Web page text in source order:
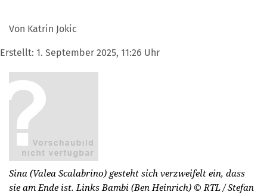
Von Katrin Jokic
Erstellt: 1. September 2025, 11:26 Uhr
Sina (Valea Scalabrino) gesteht sich verzweifelt ein, dass
sie am Ende ist. Links Bambi (Ben Heinrich) © RTL / Stefan